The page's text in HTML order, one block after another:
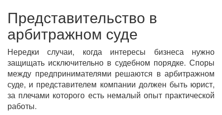
Представительство в
арбитражном суде
Нередки случаи, когда интересы бизнеса нужно
защищать исключительно в судебном порядке. Споры
между предпринимателями решаются в арбитражном
суде, и представителем компании должен быть юрист,
за плечами которого есть немалый опыт практической
работы.